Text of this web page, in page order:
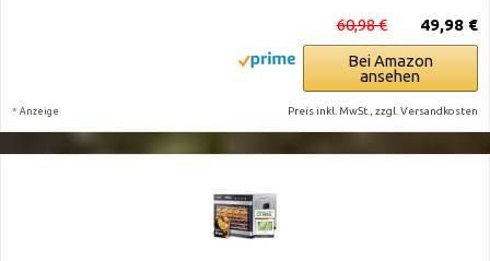
49,98 €
60,98 €
Bei Amazon
ansehen
* Anzeige Preis inkl. MwSt., zzgl. Versandkosten